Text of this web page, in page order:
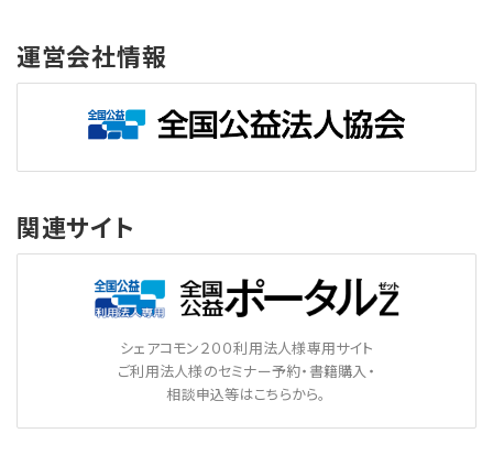
運営会社情報
関連サイト
シェアコモン２００利用法人様専用サイト
ご利用法人様のセミナー予約・書籍購入・
相談申込等はこちらから。